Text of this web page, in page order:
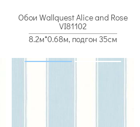
Обои Wallquest Alice and Rose
VI81102
8.2м*0.68м, подгон 35см